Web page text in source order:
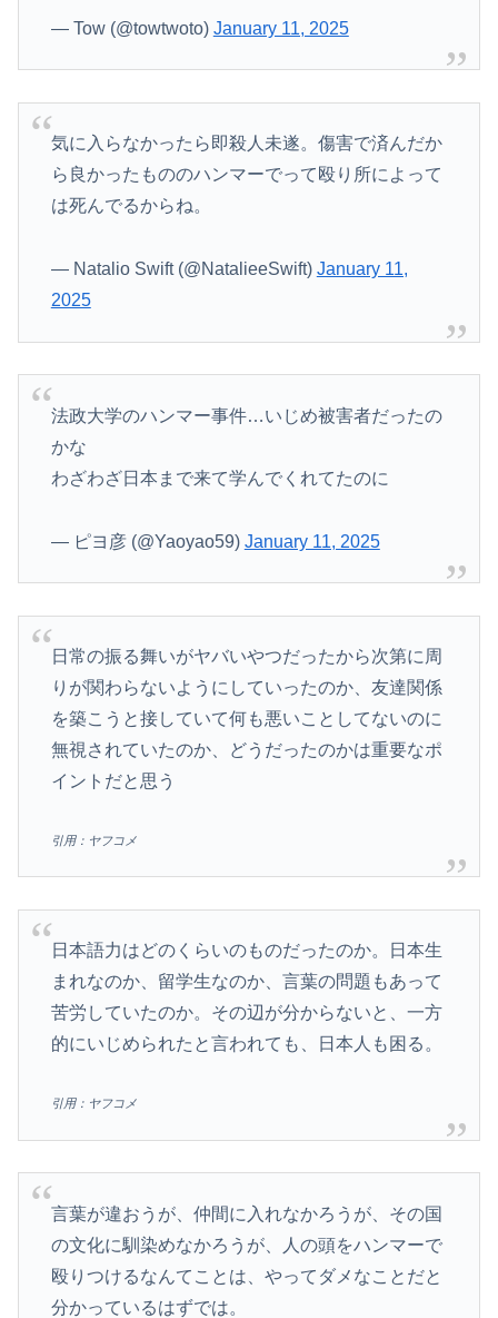
— Tow (@towtwoto) January 11, 2025
気に入らなかったら即殺人未遂。傷害で済んだか
ら良かったもののハンマーでって殴り所によって
は死んでるからね。
— Natalio Swift (@NatalieeSwift) January 11,
2025
法政大学のハンマー事件…いじめ被害者だったの
かな
わざわざ日本まで来て学んでくれてたのに
— ピヨ彦 (@Yaoyao59) January 11, 2025
日常の振る舞いがヤバいやつだったから次第に周
りが関わらないようにしていったのか、友達関係
を築こうと接していて何も悪いことしてないのに
無視されていたのか、どうだったのかは重要なポ
イントだと思う
引用：ヤフコメ
日本語力はどのくらいのものだったのか。日本生
まれなのか、留学生なのか、言葉の問題もあって
苦労していたのか。その辺が分からないと、一方
的にいじめられたと言われても、日本人も困る。
引用：ヤフコメ
言葉が違おうが、仲間に入れなかろうが、その国
の文化に馴染めなかろうが、人の頭をハンマーで
殴りつけるなんてことは、やってダメなことだと
分かっているはずでは。